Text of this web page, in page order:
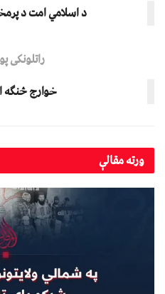
د اسلامي امت د
راتلونکی
خوارج
ورتهمقالې